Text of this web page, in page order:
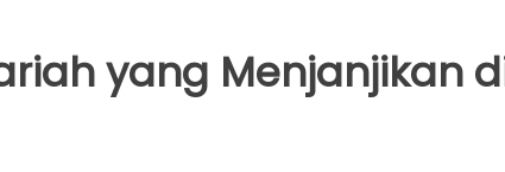
yang Menjanjikan